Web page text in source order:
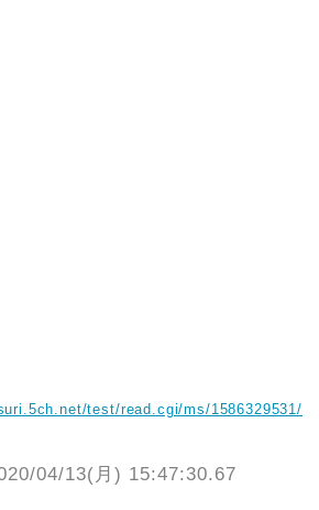
test/read.cgi/ms/1586329531/
04/13(月) 15:47:30.67